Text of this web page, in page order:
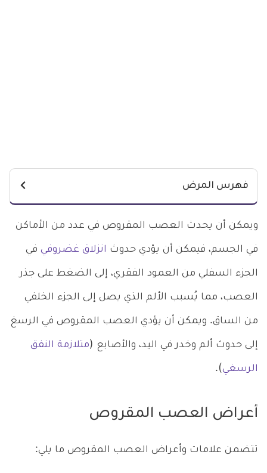
فهرس المرض
ويمكن أن يحدث العصب المقروص في عدد من الأماكن
في الجسم، فيمكن أن يؤدي حدوث انزلاق غضروفي في
الجزء السفلي من العمود الفقري، إلى الضغط على جذر
العصب، مما يُسبب الألم الذي يصل إلى الجزء الخلفي
من الساق. ويمكن أن يؤدي العصب المقروص في الرسغ
إلى حدوث ألم وخدر في اليد، والأصابع (متلازمة النفق
الرسغي).
أعراض العصب المقروص
تتضمن علامات وأعراض العصب المقروص ما يلي: